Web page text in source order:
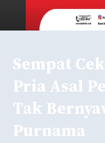
Sempat
Pria Asal
Tak
Purnama